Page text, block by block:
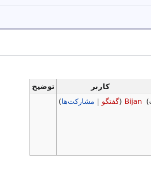
کاربر
توضیح
Bijan
(گفتگو | مشارکت‌ها)